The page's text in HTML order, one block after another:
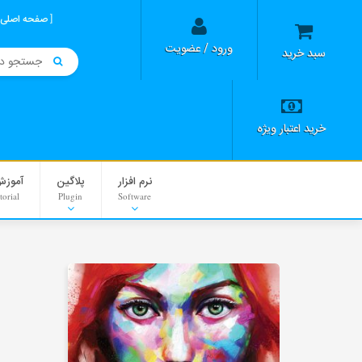
سبد خرید ورود / عضویت
خرید اعتبار ویژه
صفحه اصلی
نرم افزار
Software
پلاگین
Plugin